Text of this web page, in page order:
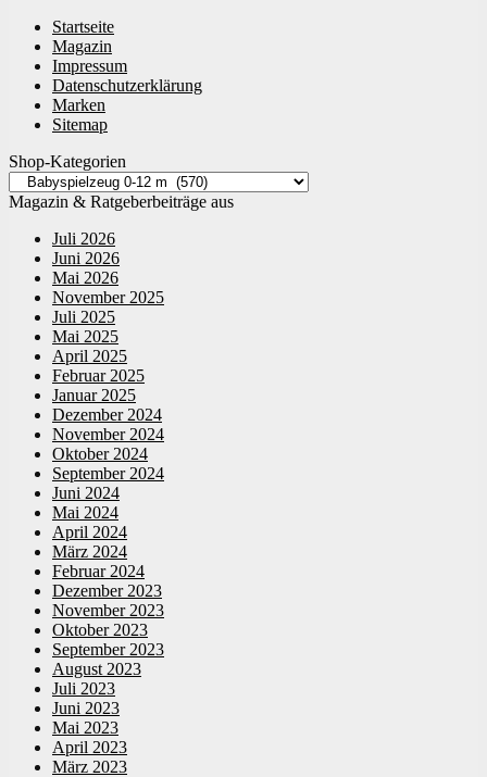
Startseite
Magazin
Impressum
Datenschutzerklärung
Marken
Sitemap
Shop-Kategorien
Magazin & Ratgeberbeiträge aus
Juli 2026
Juni 2026
Mai 2026
November 2025
Juli 2025
Mai 2025
April 2025
Februar 2025
Januar 2025
Dezember 2024
November 2024
Oktober 2024
September 2024
Juni 2024
Mai 2024
April 2024
März 2024
Februar 2024
Dezember 2023
November 2023
Oktober 2023
September 2023
August 2023
Juli 2023
Juni 2023
Mai 2023
April 2023
März 2023